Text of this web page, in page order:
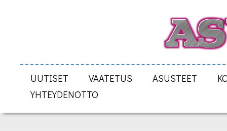
UUTISET VAATETUS ASUSTEET
YHTEYDENOTTO